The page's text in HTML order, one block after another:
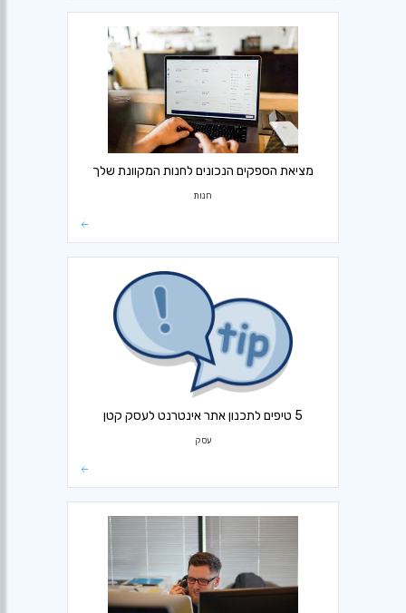
מציאת הספקים הנכונים לחנות המקוונת שלך
חנות
5 טיפים לתכנון אתר אינטרנט לעסק קטן
עסק